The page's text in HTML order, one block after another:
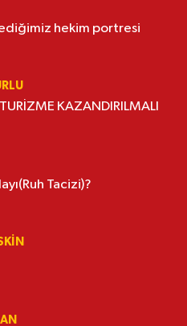
hekim portresi
KAZANDIRILMALI
Tacizi)?